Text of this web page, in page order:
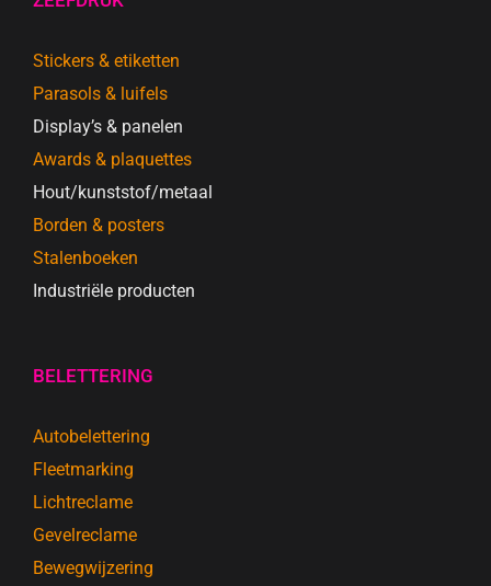
Stickers & etiketten
Parasols & luifels
Display’s & panelen
Awards & plaquettes
Hout/kunststof/metaal
Borden & posters
Stalenboeken
Industriële producten
BELETTERING
Autobelettering
Fleetmarking
Lichtreclame
Gevelreclame
Bewegwijzering